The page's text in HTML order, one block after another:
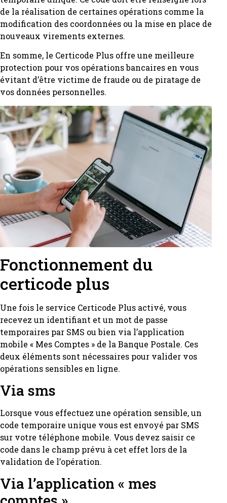
de la réalisation de certaines opérations comme la
modification des coordonnées ou la mise en place de
nouveaux virements externes.
En somme, le Certicode Plus offre une meilleure
protection pour vos opérations bancaires en vous
évitant d’être victime de fraude ou de piratage de
vos données personnelles.
Fonctionnement du
certicode plus
Une fois le service Certicode Plus activé, vous
recevez un identifiant et un mot de passe
temporaires par SMS ou bien via l’application
mobile « Mes Comptes » de la Banque Postale. Ces
deux éléments sont nécessaires pour valider vos
opérations sensibles en ligne.
Via sms
Lorsque vous effectuez une opération sensible, un
code temporaire unique vous est envoyé par SMS
sur votre téléphone mobile. Vous devez saisir ce
code dans le champ prévu à cet effet lors de la
validation de l’opération.
Via l’application « mes